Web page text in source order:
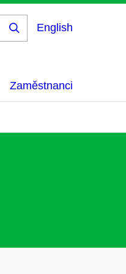
English
Zaměstnanci